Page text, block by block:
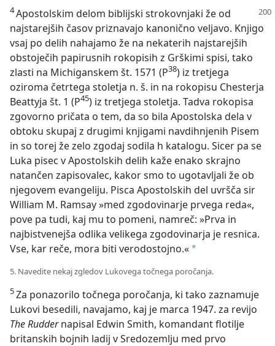
4Apostolskim delom biblijski strokovnjaki že od
najstarejših časov priznavajo kanonično veljavo. Knjigo
vsaj po delih nahajamo že na nekaterih najstarejših
obstoječih papirusnih rokopisih z Grškimi spisi, tako
zlasti na Michiganskem št. 1571 (P38) iz tretjega
oziroma četrtega stoletja n. š. in na rokopisu Chesterja
Beattyja št. 1 (P45) iz tretjega stoletja. Tadva rokopisa
zgovorno pričata o tem, da so bila Apostolska dela v
obtoku skupaj z drugimi knjigami navdihnjenih Pisem
in so torej že zelo zgodaj sodila h katalogu. Sicer pa se
Luka pisec v Apostolskih delih kaže enako skrajno
natančen zapisovalec, kakor smo to ugotavljali že ob
njegovem evangeliju. Pisca Apostolskih del uvršča sir
William M. Ramsay »med zgodovinarje prvega reda«,
pove pa tudi, kaj mu to pomeni, namreč: »Prva in
najbistvenejša odlika velikega zgodovinarja je resnica.
Vse, kar reče, mora biti verodostojno.« *
5. Navedite nekaj zgledov Lukovega točnega poročanja.
5Za ponazorilo točnega poročanja, ki tako zaznamuje
Lukovi besedili, navajamo, kaj je marca 1947. za revijo
The Ruddernapisal Edwin Smith, komandant flotilje
britanskih bojnih ladij v Sredozemlju med prvo